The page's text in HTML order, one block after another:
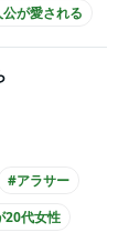
が愛される
メン
10代女性
#アラサー
20代女性